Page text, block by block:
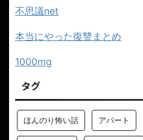
不思議net
本当にやった復讐まとめ
1000mg
タグ
ほんのり怖い話 アパート